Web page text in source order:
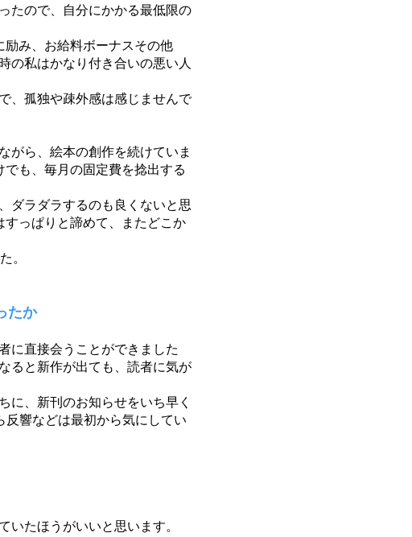
たので、自分にかかる最低限の
み、お給料ボーナスその他
の私はかなり付き合いの悪い人
、孤独や疎外感は感じませんで
がら、絵本の創作を続けていま
も、毎月の固定費を捻出する
ダラダラするのも良くないと思
っぱりと諦めて、またどこか
。
たか
に直接会うことができました
ると新作が出ても、読者に気が
、新刊のお知らせをいち早く
響などは最初から気にしてい
たほうがいいと思います。